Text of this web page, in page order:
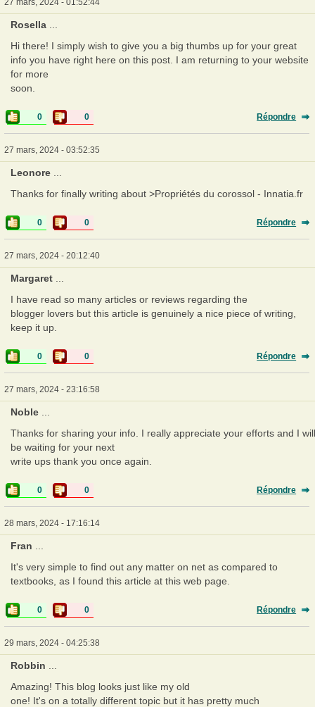
27 mars, 2024 - 01:52:44
Rosella
Hi there! I simply wish to give you a big thumbs up for your great
info you have right here on this post. I am returning to your website
for more
soon.
0 0 Répondre
27 mars, 2024 - 03:52:35
Leonore
Thanks for finally writing about >Propriétés du corossol - Innatia.fr
0 0 Répondre
27 mars, 2024 - 20:12:40
Margaret
I have read so many articles or reviews regarding the
blogger lovers but this article is genuinely a nice piece of writing,
keep it up.
0 0 Répondre
27 mars, 2024 - 23:16:58
Noble
Thanks for sharing your info. I really appreciate your efforts and I will
be waiting for your next
write ups thank you once again.
0 0 Répondre
28 mars, 2024 - 17:16:14
Fran
It's very simple to find out any matter on net as compared to
textbooks, as I found this article at this web page.
0 0 Répondre
29 mars, 2024 - 04:25:38
Robbin
Amazing! This blog looks just like my old
one! It's on a totally different topic but it has pretty much